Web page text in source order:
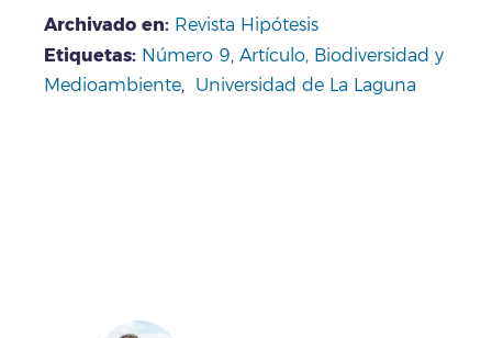
Archivado en: Revista Hipótesis
Etiquetas: Número 9, Artículo, Biodiversidad y
Medioambiente, Universidad de La Laguna